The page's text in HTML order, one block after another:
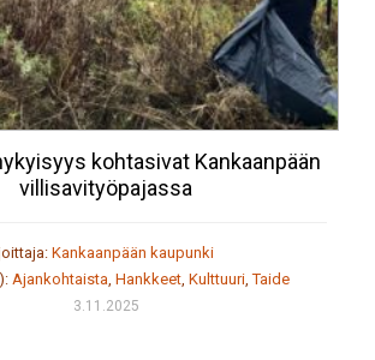
kohtasivat Kankaanpään
villisavityöpajassa
Kankaanpään kaupunki
Ajankohtaista, Hankkeet, Kulttuuri,Taide
3.11.2025